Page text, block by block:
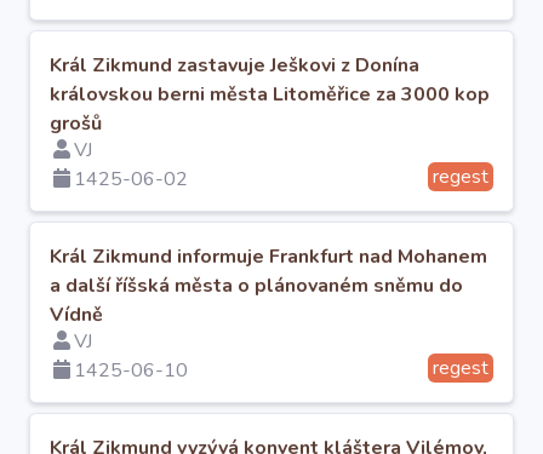
Král Zikmund zastavuje Ješkovi z Donína
královskou berni města Litoměřice za 3000 kop
grošů
VJ
1425-06-02
regest
Král Zikmund informuje Frankfurt nad Mohanem
a další říšská města o plánovaném sněmu do
Vídně
VJ
1425-06-10
regest
Král Zikmund vyzývá konvent kláštera Vilémov,